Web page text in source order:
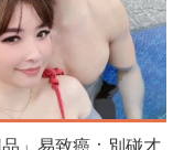
」易致癌：別碰才